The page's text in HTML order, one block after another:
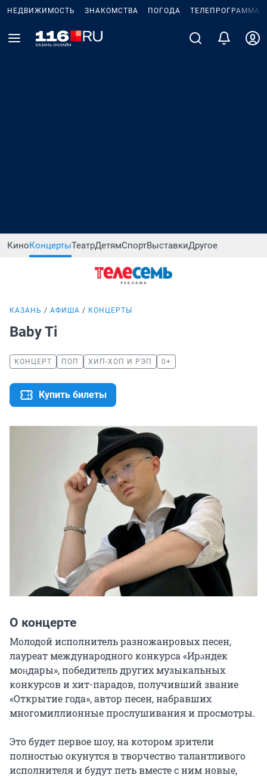
НЕДВИЖИМОСТЬ ЗНАКОМСТВА ПОГОДА ТЕЛЕПРОГРАММА
КиноКонцертыТеатрДетямСпортВыставкиДругое
КАЗАНЬ АФИША КОНЦЕРТЫ
Baby Ti
КОНЦЕРТ ПОП ХИП-ХОП И РЭП 0+
Купить билеты
О концерте
Молодой исполнитель разножанровых песен,
лауреат международного конкурса «Ирәндек
моңдары», победитель других музыкальных
конкурсов и хит-парадов, получивший звание
«Открытие года», автор песен, набравших
многомиллионные прослушивания и просмотры.
Это будет первое шоу, на котором зрители
полностью окунутся в творчество талантливого
исполнителя и будут петь вместе с ним новые,